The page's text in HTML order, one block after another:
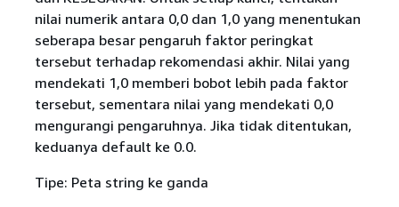
nilai numerik antara 0,0 dan 1,0 yang menentukan
seberapa besar pengaruh faktor peringkat
tersebut terhadap rekomendasi akhir. Nilai yang
mendekati 1,0 memberi bobot lebih pada faktor
tersebut, sementara nilai yang mendekati 0,0
mengurangi pengaruhnya. Jika tidak ditentukan,
keduanya default ke 0.0.
Tipe: Peta string ke ganda